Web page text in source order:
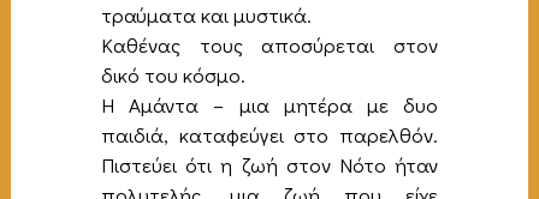
τραύματα και μυστικά.
Καθένας τους αποσύρεται στον
δικό του κόσμο.
Η Αμάντα – μια μητέρα με δυο
παιδιά, καταφεύγει στο παρελθόν.
Πιστεύει ότι η ζωή στον Νότο ήταν